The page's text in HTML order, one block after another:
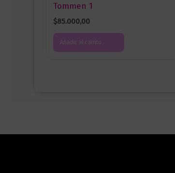
Tommen 1
$85.000,00
Añadir al carrito